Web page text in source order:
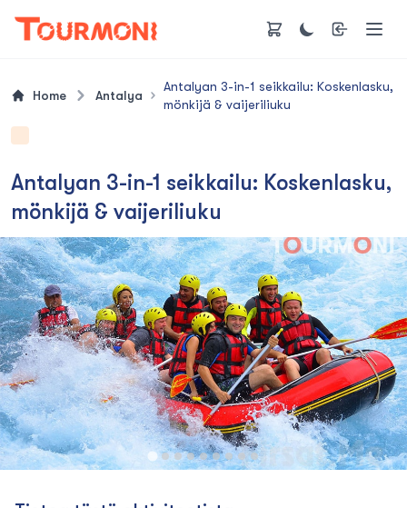
Home Antalya
Antalyan 3-in-1 seikkailu: Koskenlasku,
mönkijä & vaijeriliuku
Antalyan 3-in-1 seikkailu: Koskenlasku,
mönkijä & vaijeriliuku